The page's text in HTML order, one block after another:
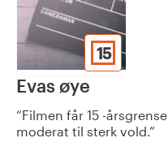
15
Evas øye
Filmen får 15 -
moderat til sterk vold.